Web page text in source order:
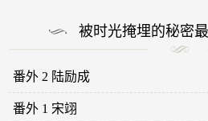
被时光掩埋的秘密
番外 2 陆励成
番外 1 宋翊